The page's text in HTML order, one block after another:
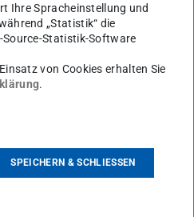
Ihre Spracheinstellung und
„Statistik“ die
Statistik-Software
von Cookies erhalten Sie
.
SPEICHERN & SCHLIESSEN